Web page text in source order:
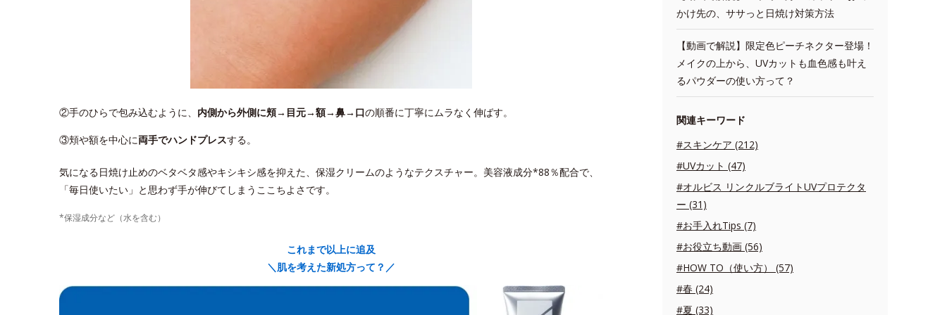
②手のひらで包み込むように、 内側から外側に頬→目元→額→鼻→口の順番に丁寧にムラなく伸ばす。
③頬や額を中心に両手でハンドプレスする。
気になる日焼け止めのベタベタ感やキシキシ感を抑えた、保湿クリームのようなテクスチャー。美容液成分*88％配合で、
「毎日使いたい」と思わず手が伸びてしまうここちよさです。
*保湿成分など（水を含む）
これまで以上に追及
＼肌を考えた新処方って？／
かけ先の、ササっと日焼け対策方法
【動画で解説】限定色ピーチネクター登場！
メイクの上から、UVカットも血色感も叶え
るパウダーの使い方って？
関連キーワード
#スキンケア (212)
#UVカット (47)
#オルビス リンクルブライトUVプロテクタ
ー (31)
#お手入れTips (7)
#お役立ち動画 (56)
#HOW TO（使い方） (57)
#春 (24)
#夏 (33)